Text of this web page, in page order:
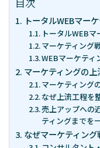
お問い合わ
資料請求
スポット診
トータルWEBマー
トータルWEB
マーケティング
WEBマーケティ
マーケティングの
マーケティング
なぜ上流工程を
売上アップへの
ティングまでを
なぜマーケティン